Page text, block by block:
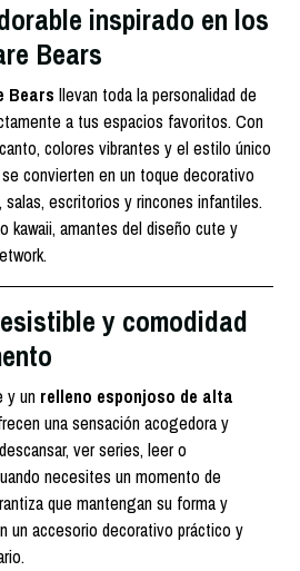
inspirado en los
Bears
Bears llevan toda la personalidad de
a tus espacios favoritos. Con
colores vibrantes y el estilo único
convierten en un toque decorativo
escritorios y rincones infantiles.
kawaii, amantes del diseño cute y
y comodidad
y un relleno esponjoso de alta
una sensación acogedora y
ver series, leer o
necesites un momento de
que mantengan su forma y
un accesorio decorativo práctico y